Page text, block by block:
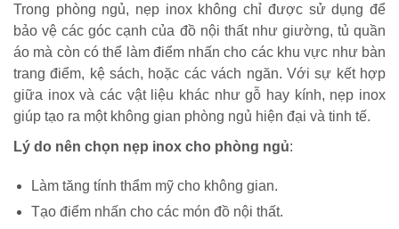
Trong phòng ngủ, nẹp inox không chỉ được sử dụng để
bảo vệ các góc cạnh của đồ nội thất như giường, tủ quần
áo mà còn có thể làm điểm nhấn cho các khu vực như bàn
trang điểm, kệ sách, hoặc các vách ngăn. Với sự kết hợp
giữa inox và các vật liệu khác như gỗ hay kính, nẹp inox
giúp tạo ra một không gian phòng ngủ hiện đại và tinh tế.
Lý do nên chọn nẹp inox cho phòng ngủ:
Làm tăng tính thẩm mỹ cho không gian.
Tạo điểm nhấn cho các món đồ nội thất.